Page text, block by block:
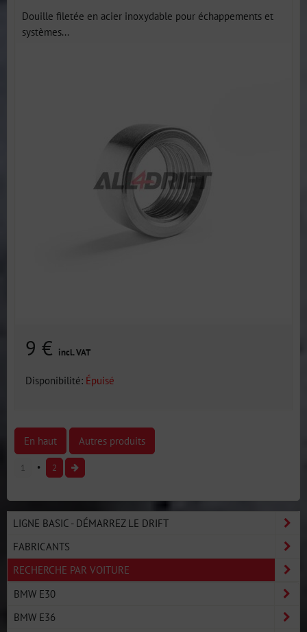
Douille filetée en acier inoxydable pour échappements et
systèmes...
9 € incl. VAT
Disponibilité: Épuisé
En haut Autres produits
1 2
LIGNE BASIC - DÉMARREZ LE DRIFT
FABRICANTS
RECHERCHE PAR VOITURE
BMW E30
BMW E36